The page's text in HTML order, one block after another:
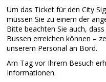
Um das Ticket für den City
müssen Sie zu einem der
Bitte beachten Sie auch,
Bussen erreichen können –
unserem Personal an Bord.
Am Tag vor Ihrem Besuch
Informationen.